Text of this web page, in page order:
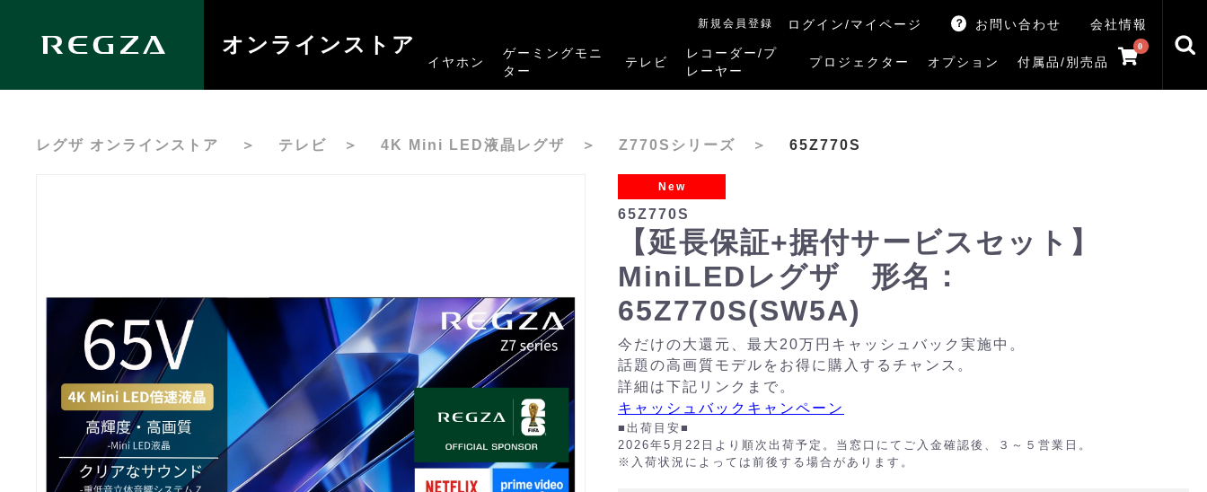
オンラインストア
新規会員登録 ログイン/マイページ お問い合わせ 会社情報
イヤホン
ゲーミングモニ
ター
テレビ
レコーダー/プ
レーヤー
プロジェクター オプション 付属品/別売品
0
レグザ オンラインストア ＞ テレビ ＞ 4K Mini LED液晶レグザ ＞ Z770Sシリーズ ＞ 65Z770S
New
65Z770S
【延長保証+据付サービスセット】
MiniLEDレグザ 形名：
65Z770S(SW5A)
今だけの大還元、最大20万円キャッシュバック実施中。
話題の高画質モデルをお得に購入するチャンス。
詳細は下記リンクまで。
キャッシュバックキャンペーン
■出荷目安■
2026年5月22日より順次出荷予定。当窓口にてご入金確認後、３～５営業日。
※入荷状況によっては前後する場合があります。